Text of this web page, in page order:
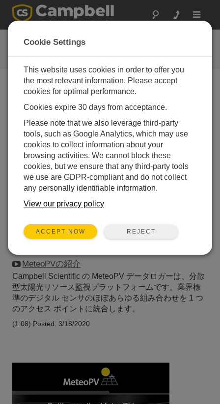
Toggle
動画とチュートリアル
当社の製品とその使用方法について詳しく知る
Menu
Displaying 1 to 3 of 3
並び順
MeteoPVの紹介
Campbell Scientific の MeteoPV データロガーは、分散
型太陽光リソース監視プラットフォームです。業界標
準のデジタル センサのほぼあらゆる組み合わせを 1 つ
のアクセス ポイントに統合します。
(1:08) Posted: 3/18/2020
Cookie Settings
This website uses cookies in order to offer you
the most relevant information. Please accept
cookies for optimal performance.
Cookies expire 30 days from acceptance.
Please note that we also leverage third-party
tools, such as Google Analytics, which may use
cookies to collect information about your
browsing activities. We cannot block these
cookies, but we ensure that any third-party tools
we use are GDPR-compliant and do not collect
any personally identifiable information.
View our privacy policy
ACCEPT NOW REJECT